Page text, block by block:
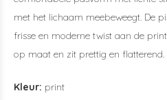
met het lichaam meebeweegt. De
frisse en moderne twist aan de
op maat en zit prettig en flatterend.
Kleur: print